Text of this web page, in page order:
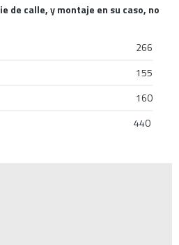
de calle, y montaje en su caso, no
266
155
160
440